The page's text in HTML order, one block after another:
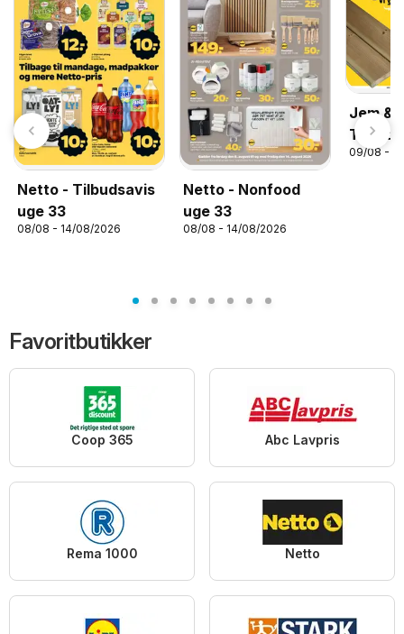
Netto - Tilbudsavis
uge 33
08/08 - 14/08/2026
Netto - Nonfood
uge 33
08/08 - 14/08/2026
Jem &
09/08 -
Favoritbutikker
Coop 365 Abc Lavpris
Rema 1000 Netto